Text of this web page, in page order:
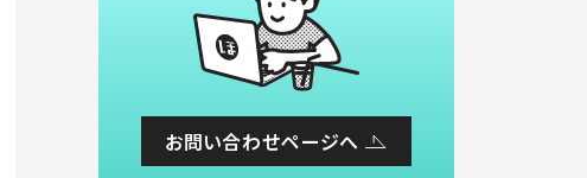
お問い合わせページへ